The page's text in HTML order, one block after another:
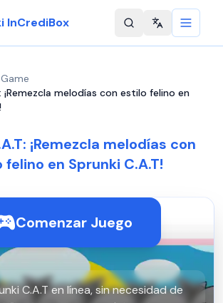
InCrediBox Change
¡Remezcla melodías con estilo felino en
¡Remezcla melodías con
felino en Sprunki C.A.T!
Comenzar Juego
C.A.T en línea, sin necesidad de